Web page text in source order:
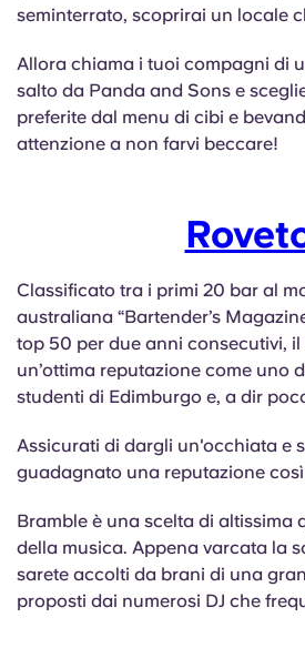
seminterrato, scoprirai un locale
Allora chiama i tuoi compagni di
salto da Panda and Sons e
preferite dal menu di cibi e
attenzione a non farvi beccare!
Classificato tra i primi 20 bar al
australiana “Bartender’s
top 50 per due anni consecutivi,
un’ottima reputazione come uno
studenti di Edimburgo e, a dir
Assicurati di dargli un'occhiata e
guadagnato una reputazione
Bramble è una scelta di altissima
della musica. Appena varcata la
sarete accolti da brani di una
proposti dai numerosi DJ che